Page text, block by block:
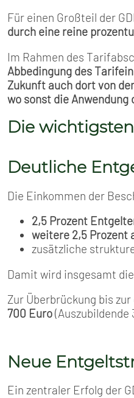
Für einen Großteil der
durch eine reine
Im Rahmen des
Abbedingung des
Zukunft auch dort von
wo sonst die
Die
Deutliche
Die Einkommen der
2,5 Prozent
weitere 2,5 Prozent
zusätzliche
Damit wird insgesamt
Zur Überbrückung bis
700 Euro(Auszubildende
Neue
Ein zentraler Erfolg der